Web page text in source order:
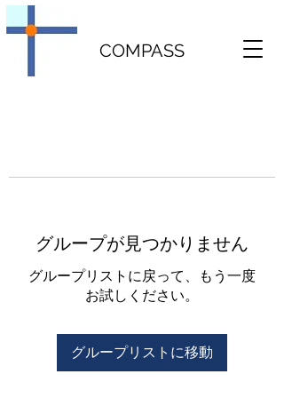
COMPASS
グループが見つかりません
グループリストに戻って、もう一度
お試しください。
グループリストに移動